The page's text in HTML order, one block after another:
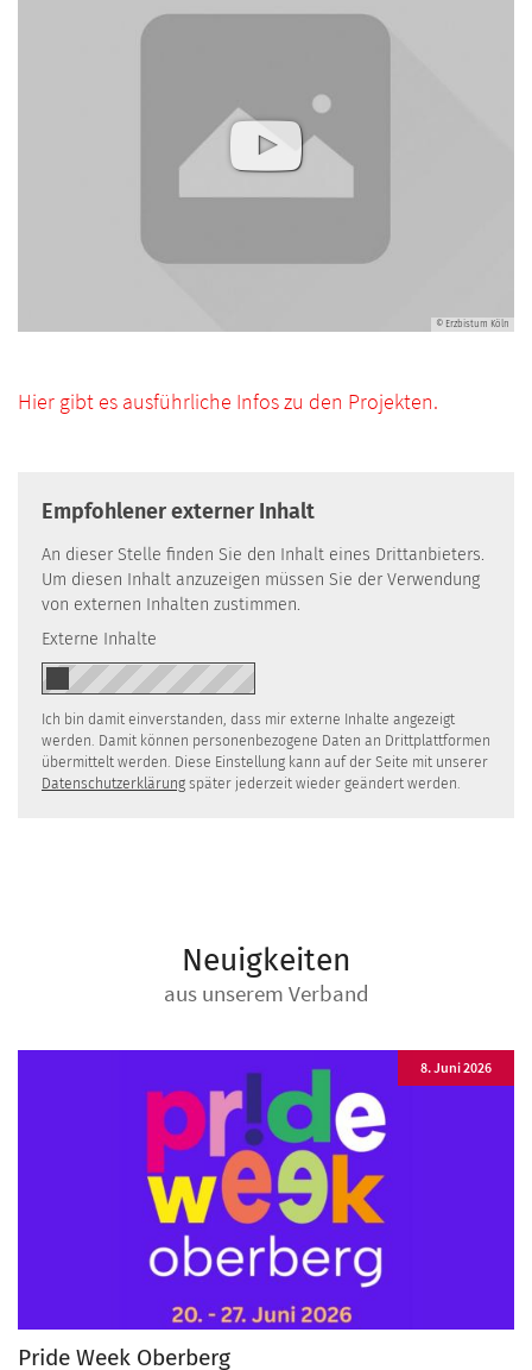
© Erzbistum Köln
Hier gibt es ausführliche Infos zu den Projekten.
Empfohlener externer Inhalt
An dieser Stelle finden Sie den Inhalt eines Drittanbieters.
Um diesen Inhalt anzuzeigen müssen Sie der Verwendung
von externen Inhalten zustimmen.
Externe Inhalte
Ich bin damit einverstanden, dass mir externe Inhalte angezeigt
werden. Damit können personenbezogene Daten an Drittplattformen
übermittelt werden. Diese Einstellung kann auf der Seite mit unserer
Datenschutzerklärung später jederzeit wieder geändert werden.
Neuigkeiten
aus unserem Verband
Pride Week Oberberg
8. Juni 2026